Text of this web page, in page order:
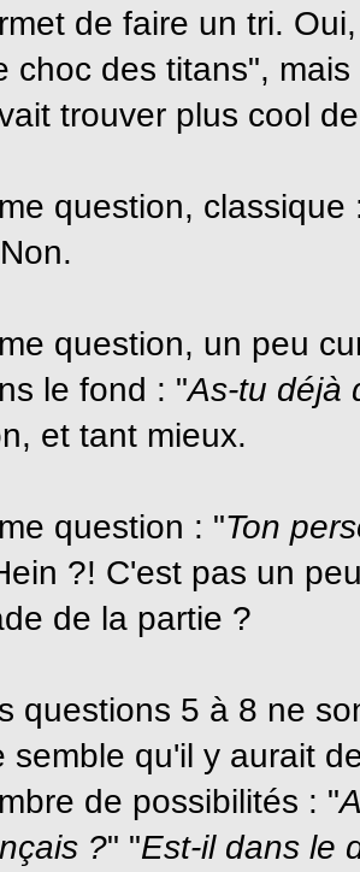
de faire un tri.
choc des titans",
trouver plus cool
question, classique
question, un peu
le fond : "As-tu déjà
et tant mieux.
question : "Ton
?! C'est pas un
de la partie ?
questions 5 à 8 ne
semble qu'il y aurait
de possibilités : "
?" "Est-il dans le